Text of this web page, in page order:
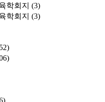
학회지 (3)
학회지 (3)